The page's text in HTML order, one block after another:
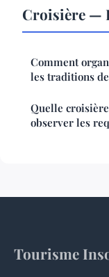
Croisière —
Comment
les traditions de
Quelle
observer les
Tourisme